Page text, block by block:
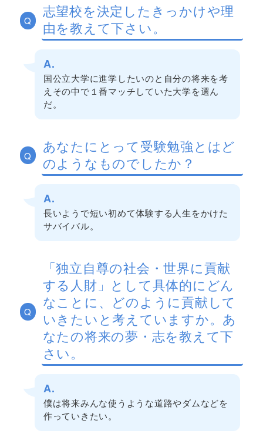
Q
志望校を決定したきっかけや理
由を教えて下さい。
A.
国公立大学に進学したいのと自分の将来を考
えその中で１番マッチしていた大学を選ん
だ。
Q
あなたにとって受験勉強とはど
のようなものでしたか？
A.
長いようで短い初めて体験する人生をかけた
サバイバル。
Q
「独立自尊の社会・世界に貢献
する人財」として具体的にどん
なことに、どのように貢献して
いきたいと考えていますか。あ
なたの将来の夢・志を教えて下
さい。
A.
僕は将来みんな使うような道路やダムなどを
作っていきたい。